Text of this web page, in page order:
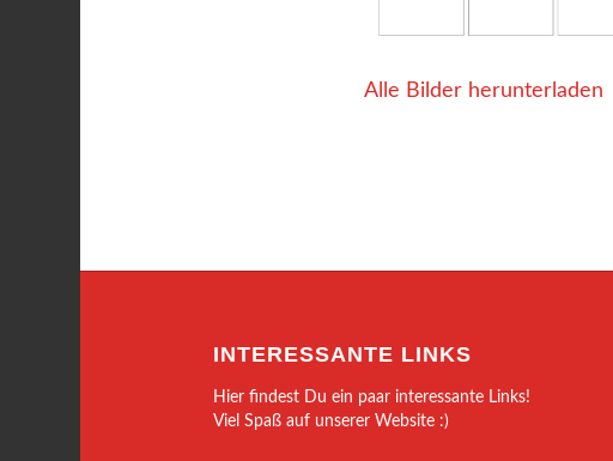
Alle Bilder herunterladen
INTERESSANTE LINKS
Hier findest Du ein paar interessante Links!
Viel Spaß auf unserer Website :)